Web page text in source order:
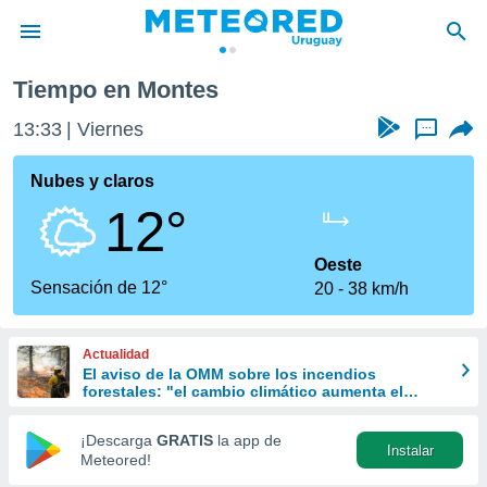
de
ha
calidad.
a este
las
y
forma
digital
basada
Tiempo en Montes
13:33 Viernes ...
Nubes y claros
12°
Sensación de 12°
Oeste
20
38 km/h
Actualidad
El aviso de la OMM sobre los incendios
forestales: "el cambio climático aumenta el
¡Descarga GRATIS la app de
Meteored!
Instalar